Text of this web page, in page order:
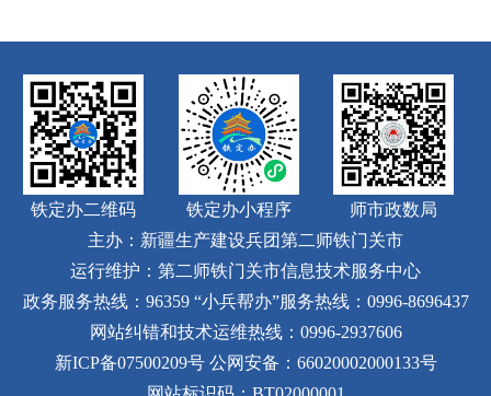
铁定办二维码 铁定办小程序
师市政数局
主办：新疆生产建设兵团第二师铁门关市
运行维护：第二师铁门关市信息技术服务中心
政务服务热线：96359 “小兵帮办”服务热线：0996-8696437
网站纠错和技术运维热线：0996-2937606
新ICP备07500209号 公网安备：66020002000133号